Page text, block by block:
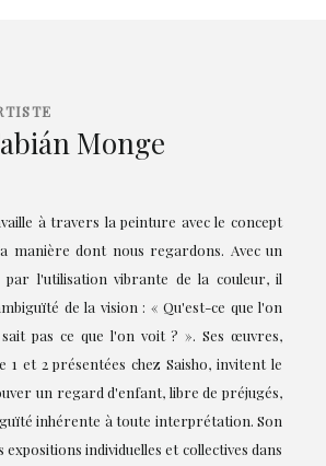
Monge
à travers la peinture avec le concept
manière dont nous regardons. Avec un
par l'utilisation vibrante de la couleur, il
de la vision : « Qu'est-ce que l'on
pas ce que l'on voit ? ». Ses œuvres,
1 et 2 présentées chez Saisho, invitent le
un regard d'enfant, libre de préjugés,
inhérente à toute interprétation. Son
individuelles et collectives dans